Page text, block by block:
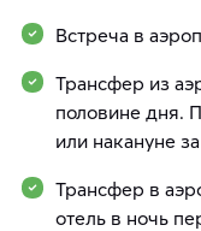
Встреча в
Трансфер из
половине дня.
или накануне
Трансфер в
отель в ночь